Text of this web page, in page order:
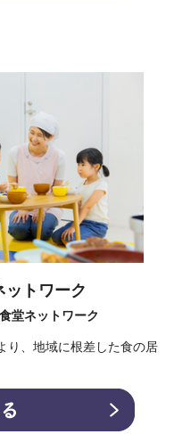
ットワーク
堂ネットワーク
り、地域に根差した食の居